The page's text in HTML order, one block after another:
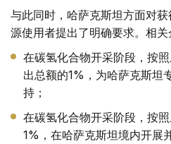
与此同时，哈萨克斯坦方面对
源使用者提出了明确要求。相关
在碳氢化合物开采阶段，按
出总额的1%，为哈萨克斯坦
持；
在碳氢化合物开采阶段，按
1%，在哈萨克斯坦境内开展